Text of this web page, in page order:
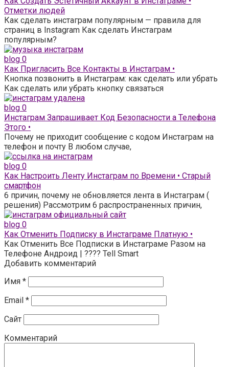
Отметки людей
Как сделать инстаграм популярным — правила для
страниц в Instagram Как сделать Инстаграм
популярным?
blog 0
Как Пригласить Все Контакты в Инстаграм •
Кнопка позвонить в Инстаграм: как сделать или убрать
Как сделать или убрать кнопку связаться
blog 0
Инстаграм Запрашивает Код Безопасности а Телефона
Этого •
Почему не приходит сообщение с кодом Инстаграм на
телефон и почту В любом случае,
blog 0
Как Настроить Ленту Инстаграм по Времени • Старый
смартфон
6 причин, почему не обновляется лента в Инстаграм (
решения) Рассмотрим 6 распространенных причин,
blog 0
Как Отменить Подписку в Инстаграме Платную •
Как Отменить Все Подписки в Инстаграме Разом на
Телефоне Андроид | ???? Tell Smart
Добавить комментарий
Имя *
Email *
Сайт
Комментарий